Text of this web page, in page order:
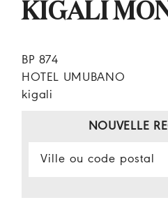
KIGALI
BP 874
HOTEL UMUBANO
kigali
NOUVELLE